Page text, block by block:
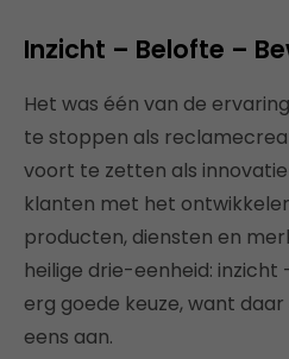
Inzicht – Belofte –
Het was één van de
te stoppen als
voort te zetten als
klanten met het
producten, diensten en
heilige drie-eenheid: inzicht
erg goede keuze, want
eens aan.